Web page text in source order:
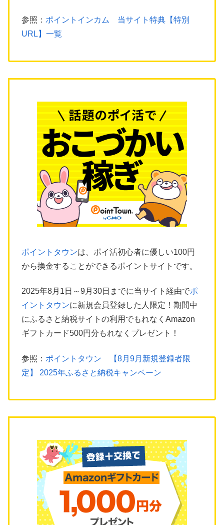
参照： ポイントインカム 当サイト特典【特別
URL】一覧
ポイントタウンは、ポイ活初心者に優しい100円
から換金することができるポイントサイトです。
2025年8月1日～9月30日までに当サイト経由でポ
イントタウンに新規会員登録した人限定！期間中
にふるさと納税サイトの利用でもれなくAmazon
ギフトカード500円分もれなくプレゼント！
参照： ポイントタウン 【8月9月新規登録者限
定】 2025年ふるさと納税キャンペーン